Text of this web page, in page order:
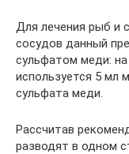
Для лечения рыб и
сосудов данный
сульфатом меди:
используется 5 мл
сульфата меди.
Рассчитав
разводят в одном